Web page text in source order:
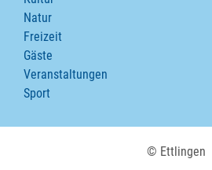
Natur
Freizeit
Gäste
Veranstaltungen
Sport
© Ettlingen